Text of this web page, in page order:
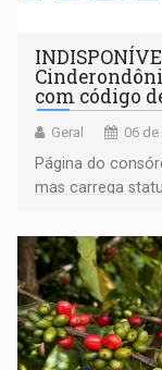
com código
Geral 06
Página do
mas carrega